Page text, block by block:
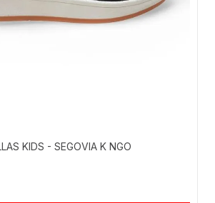
KIDS - SEGOVIA K NGO